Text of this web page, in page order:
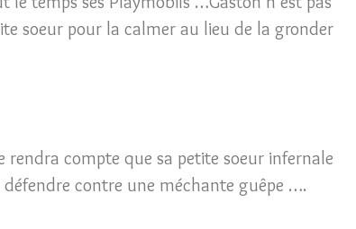
soeur pour la calmer au lieu de la gronder
rendra compte que sa petite soeur infernale
contre une méchante guêpe ….